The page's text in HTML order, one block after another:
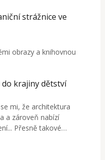
strážnice ve
obrazy a knihovnou
krajiny dětství
mi, že architektura
a zároveň nabízí
Přesně takové…